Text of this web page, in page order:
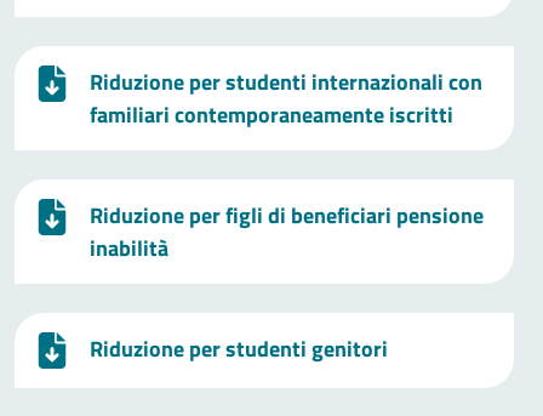
Riduzione per studenti internazionali con
familiari contemporaneamente iscritti
Riduzione per figli di beneficiari pensione
inabilità
Riduzione per studenti genitori